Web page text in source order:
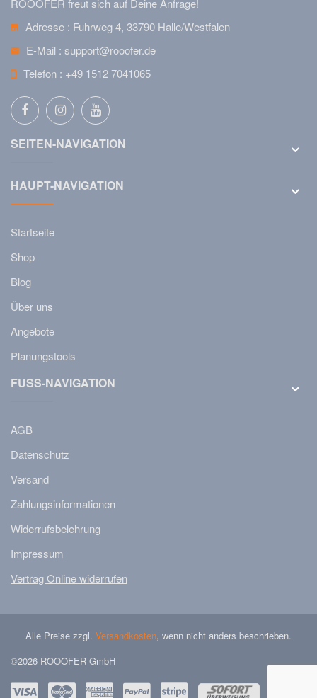
ROOOFER freut sich auf Deine Anfrage!
Adresse : Fuhrweg 4, 33790 Halle/Westfalen
E-Mail : support@rooofer.de
Telefon : +49 1512 7041065
SEITEN-NAVIGATION
HAUPT-NAVIGATION
Startseite
Shop
Blog
Über uns
Angebote
Planungstools
FUSS-NAVIGATION
AGB
Datenschutz
Versand
Zahlungsinformationen
Widerrufsbelehrung
Impressum
Vertrag Online widerrufen
Alle Preise zzgl. Versandkosten, wenn nicht anders beschrieben.
©2026 ROOOFER GmbH